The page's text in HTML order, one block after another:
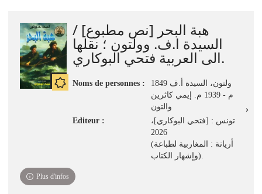
هبة البحر [نص مطبوع] /
السيدة ا.ف. وولتون ؛ نقلها
الى العربية فتحي البوكاري.
Noms de personnes :
ولتون، السيدة أ.ف 1849
م - 1939 م. إيمي كاثرين
والتون
Editeur :
تونس : [فتحي البوكاري]،
2026
(أريانة : المغاربية لطباعة
وإشهار الكتاب).
Plus d'infos